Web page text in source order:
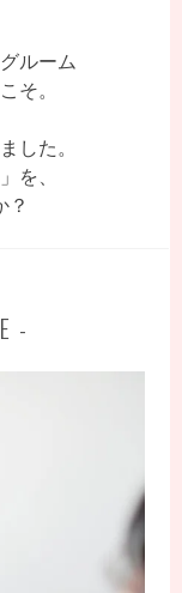
ルーム
そ。
した。
を、
？